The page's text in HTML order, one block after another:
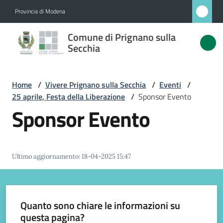
Provincia di Modena
Comune di Prignano sulla
Secchia
Comune
di
sulla
Secchia
Vivere
Home / Vivere Prignano sulla Secchia / Eventi /
25 aprile, Festa della Liberazione / Sponsor Evento
Sponsor Evento
Ultimo aggiornamento:18-04-2025 15:47
Quanto sono chiare le informazioni su
questa pagina?